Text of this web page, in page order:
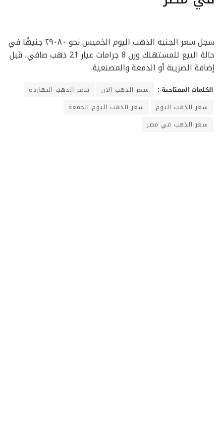
سجل سعر الجنيه الذهب اليوم الخميس نحو ٢٩٠٨٠ جنيهًا في
حالة البيع للمستهلك وزن 8 جرامات عيار 21 ذهب صافي، قبل
إضافة الضريبة أو الدمغة والمصنعية.
الكلمات المفتاحية : سعر الذهب الان
سعر الذهب النهارده
سعر الذهب اليوم
سعر الذهب اليوم الجمعة
سعر الذهب في مصر